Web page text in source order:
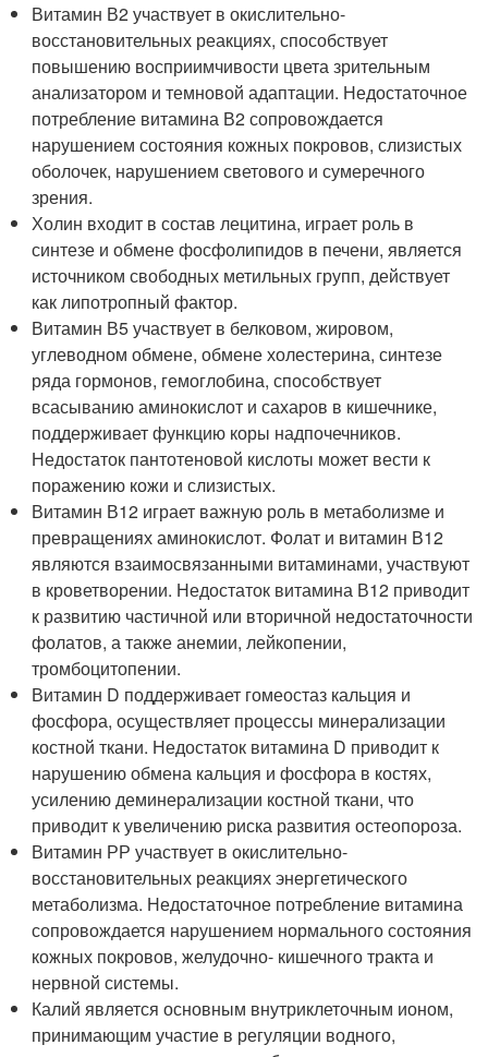
Витамин В2 участвует в окислительно-
восстановительных реакциях, способствует
повышению восприимчивости цвета зрительным
анализатором и темновой адаптации. Недостаточное
потребление витамина В2 сопровождается
нарушением состояния кожных покровов, слизистых
оболочек, нарушением светового и сумеречного
зрения.
Холин входит в состав лецитина, играет роль в
синтезе и обмене фосфолипидов в печени, является
источником свободных метильных групп, действует
как липотропный фактор.
Витамин В5 участвует в белковом, жировом,
углеводном обмене, обмене холестерина, синтезе
ряда гормонов, гемоглобина, способствует
всасыванию аминокислот и сахаров в кишечнике,
поддерживает функцию коры надпочечников.
Недостаток пантотеновой кислоты может вести к
поражению кожи и слизистых.
Витамин В12 играет важную роль в метаболизме и
превращениях аминокислот. Фолат и витамин В12
являются взаимосвязанными витаминами, участвуют
в кроветворении. Недостаток витамина В12 приводит
к развитию частичной или вторичной недостаточности
фолатов, а также анемии, лейкопении,
тромбоцитопении.
Витамин D поддерживает гомеостаз кальция и
фосфора, осуществляет процессы минерализации
костной ткани. Недостаток витамина D приводит к
нарушению обмена кальция и фосфора в костях,
усилению деминерализации костной ткани, что
приводит к увеличению риска развития остеопороза.
Витамин РР участвует в окислительно-
восстановительных реакциях энергетического
метаболизма. Недостаточное потребление витамина
сопровождается нарушением нормального состояния
кожных покровов, желудочно- кишечного тракта и
нервной системы.
Калий является основным внутриклеточным ионом,
принимающим участие в регуляции водного,